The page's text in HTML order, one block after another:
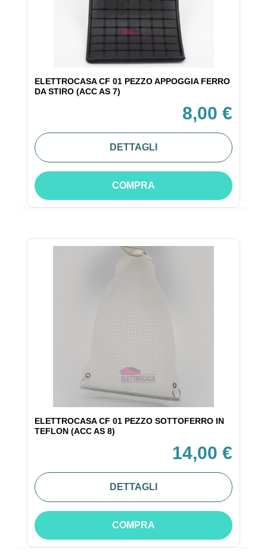
ELETTROCASA CF 01 PEZZO APPOGGIA FERRO
DA STIRO (ACC AS 7)
8,00 €
DETTAGLI
COMPRA
ELETTROCASA CF 01 PEZZO SOTTOFERRO IN
TEFLON (ACC AS 8)
14,00 €
DETTAGLI
COMPRA